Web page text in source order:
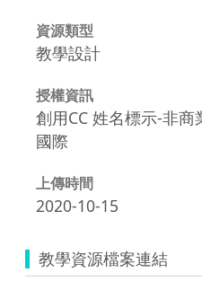
資源類型
教學設計
授權資訊
創用CC 姓名標示-非
國際
上傳時間
2020-10-15
教學資源檔案連結